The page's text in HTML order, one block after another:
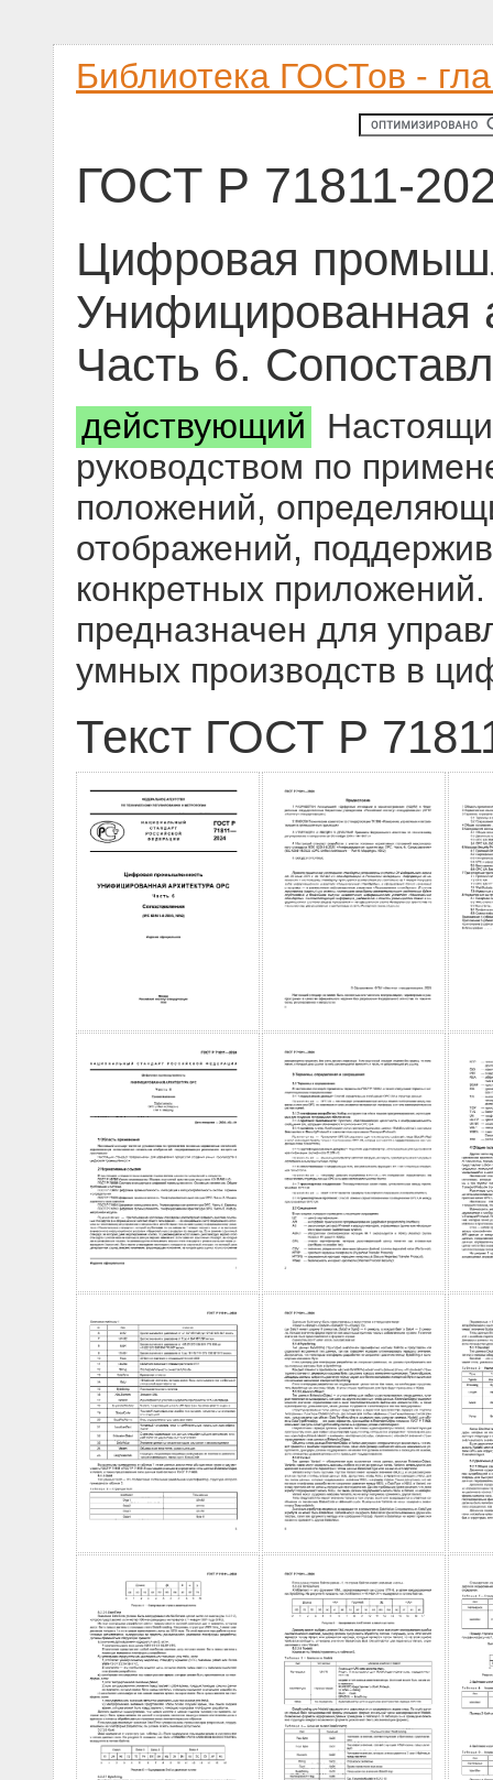
Библиотека ГОСТов -
ГОСТ Р 71811-
Цифровая
Унифицированная
Часть 6.
действующий
руководством по
положений,
отображений,
конкретных
предназначен для
умных производств в
Текст ГОСТ Р